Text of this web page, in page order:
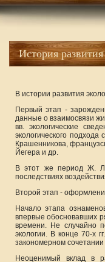
История
В истории развития
Первый этап -
данные о взаимосвязи
вв. экологические
экологического
Крашенникова,
Йегера и др.
В этот же период Ж.
последствиях
Второй этап -
Начало этапа
впервые обосновавших
времени. Не случайно
экологии. В конце 70-х
закономерном
Неоценимый вклад в